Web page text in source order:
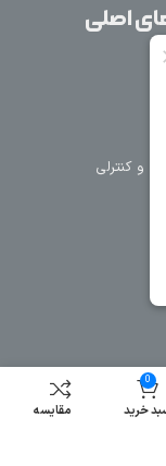
اصلی
و کنترلی
0
خرید مقایسه